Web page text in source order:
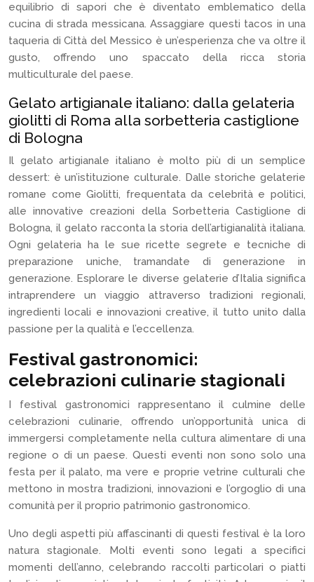
equilibrio di sapori che è diventato emblematico della
cucina di strada messicana. Assaggiare questi tacos in una
taqueria di Città del Messico è un’esperienza che va oltre il
gusto, offrendo uno spaccato della ricca storia
multiculturale del paese.
Gelato artigianale italiano: dalla gelateria
giolitti di Roma alla sorbetteria castiglione
di Bologna
Il gelato artigianale italiano è molto più di un semplice
dessert: è un’istituzione culturale. Dalle storiche gelaterie
romane come Giolitti, frequentata da celebrità e politici,
alle innovative creazioni della Sorbetteria Castiglione di
Bologna, il gelato racconta la storia dell’artigianalità italiana.
Ogni gelateria ha le sue ricette segrete e tecniche di
preparazione uniche, tramandate di generazione in
generazione. Esplorare le diverse gelaterie d’Italia significa
intraprendere un viaggio attraverso tradizioni regionali,
ingredienti locali e innovazioni creative, il tutto unito dalla
passione per la qualità e l’eccellenza.
Festival gastronomici:
celebrazioni culinarie stagionali
I festival gastronomici rappresentano il culmine delle
celebrazioni culinarie, offrendo un’opportunità unica di
immergersi completamente nella cultura alimentare di una
regione o di un paese. Questi eventi non sono solo una
festa per il palato, ma vere e proprie vetrine culturali che
mettono in mostra tradizioni, innovazioni e l’orgoglio di una
comunità per il proprio patrimonio gastronomico.
Uno degli aspetti più affascinanti di questi festival è la loro
natura stagionale. Molti eventi sono legati a specifici
momenti dell’anno, celebrando raccolti particolari o piatti